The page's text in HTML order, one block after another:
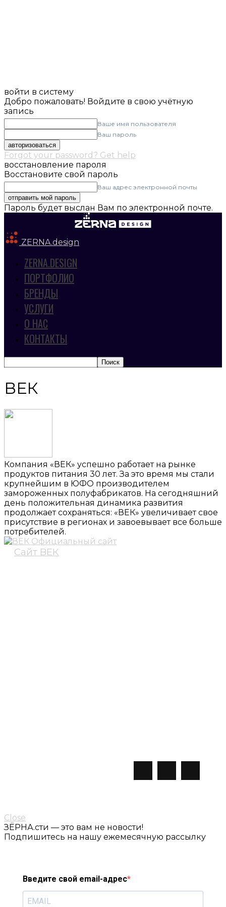
войти в систему
Добро пожаловать! Войдите в свою учётную
запись
Ваше имя пользователя
Ваш пароль
Forgot your password? Get help
восстановление пароля
Восстановите свой пароль
Ваш адрес электронной почты
Пароль будет выслан Вам по электронной почте.
ZERNA.design
ZERNA.DESIGN
ПОРТФОЛИО
БРЕНДЫ
УСЛУГИ
О НАС
КОНТАКТЫ
ВЕК
Компания «ВЕК» успешно работает на рынке
продуктов питания 30 лет. За это время мы стали
крупнейшим в ЮФО производителем
замороженных полуфабрикатов. На сегодняшний
день положительная динамика развития
продолжает сохраняться: «ВЕК» увеличивает свое
присутствие в регионах и завоевывает все больше
потребителей.
Сайт ВЕК
Close
ЗЁРНА.сти — это вам не новости!
Подпишитесь на нашу ежемесячную рассылку
Введите свой email-адрес